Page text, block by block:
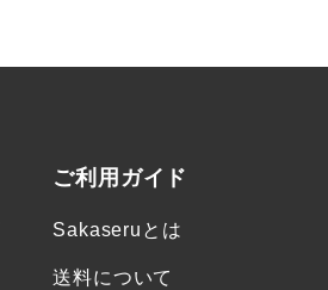
ご利用ガイド
Sakaseruとは
送料について